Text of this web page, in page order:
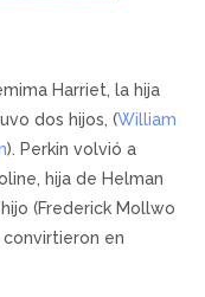
Harriet, la hija
dos hijos, (William
). Perkin volvió a
hija de Helman
(Frederick Mollwo
convirtieron en